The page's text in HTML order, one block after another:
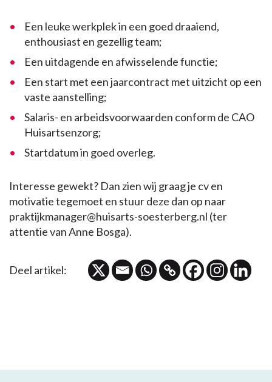
Een leuke werkplek in een goed draaiend,
enthousiast en gezellig team;
Een uitdagende en afwisselende functie;
Een start met een jaarcontract met uitzicht op een
vaste aanstelling;
Salaris- en arbeidsvoorwaarden conform de CAO
Huisartsenzorg;
Startdatum in goed overleg.
Interesse gewekt? Dan zien wij graag je cv en
motivatie tegemoet en stuur deze dan op naar
praktijkmanager@huisarts-soesterberg.nl (ter
attentie van Anne Bosga).
Deel artikel: